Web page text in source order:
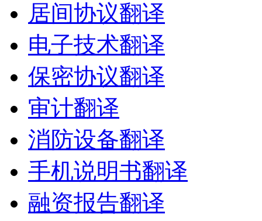
居间协议翻译
电子技术翻译
保密协议翻译
审计翻译
消防设备翻译
手机说明书翻译
融资报告翻译